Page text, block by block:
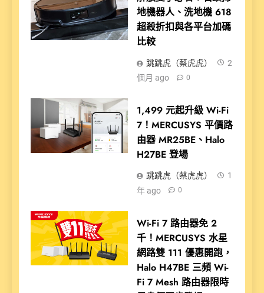
地機器人、洗地機 618
超殺折扣與各平台加碼
比較
跳跳虎（蔡虎虎）
2
個月 ago
0
1,499 元起升級 Wi-Fi
7！MERCUSYS 平價路
由器 MR25BE、Halo
H27BE 登場
跳跳虎（蔡虎虎）
1
年 ago
0
Wi-Fi 7 路由器免 2
千！MERCUSYS 水星
網路雙 111 優惠開跑，
Halo H47BE 三頻 Wi-
Fi 7 Mesh 路由器限時